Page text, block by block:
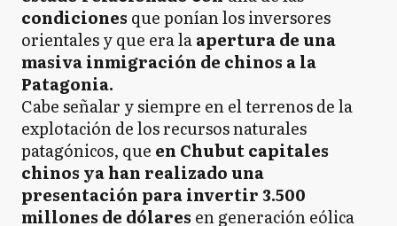
condiciones que ponían los inversores
orientales y que era laapertura de una
masiva inmigración de chinos a la
Patagonia.
Cabe señalar y siempre en el terrenos de la
explotación de los recursos naturales
patagónicos, que en Chubut capitales
chinos ya han realizado una
presentación para invertir 3.500
millones de dólares en generación eólica